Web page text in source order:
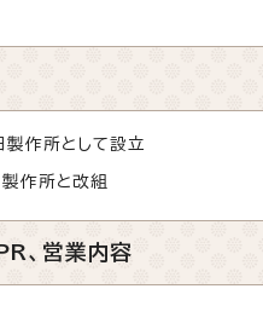
作所として設立
作所と改組
、営業内容